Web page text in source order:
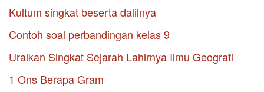
Kultum singkat beserta dalilnya
Contoh soal perbandingan kelas 9
Uraikan Singkat Sejarah Lahirnya Ilmu Geografi
1 Ons Berapa Gram